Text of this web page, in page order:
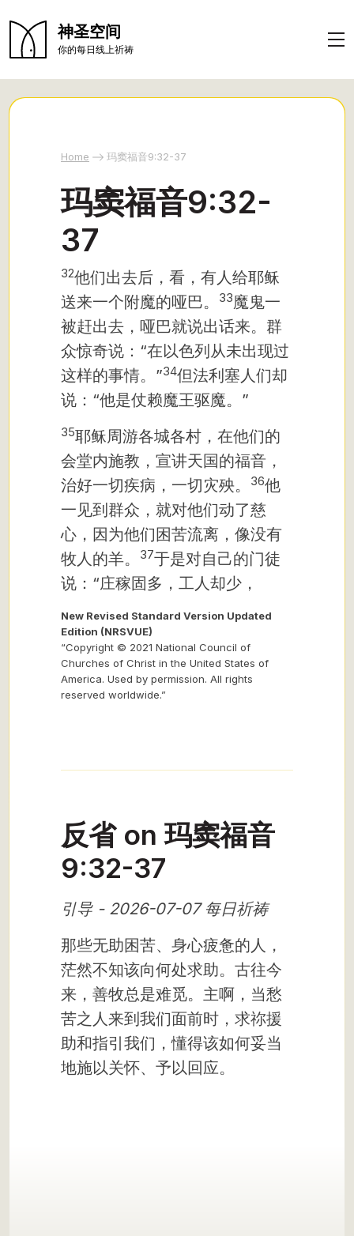
神圣空间
你的每日线上祈祷
Home 玛窦福音9:32-37
玛窦福音9:32-
37
32他们出去后，看，有人给耶稣
送来一个附魔的哑巴。
33魔鬼一
被赶出去，哑巴就说出话来。群
众惊奇说：“在以色列从未出现过
这样的事情。”34但法利塞人们却
说：“他是仗赖魔王驱魔。”
35耶稣周游各城各村，在他们的
会堂内施教，宣讲天国的福音，
治好一切疾病，一切灾殃。
36他
一见到群众，就对他们动了慈
心，因为他们困苦流离，像没有
牧人的羊。
37于是对自己的门徒
说：“庄稼固多，工人却少，
New Revised Standard Version Updated
Edition (NRSVUE)
“Copyright © 2021 National Council of
Churches of Christ in the United States of
America. Used by permission. All rights
reserved worldwide.”
反省 on 玛窦福音
9:32-37
引导 - 2026-07-07 每日祈祷
那些无助困苦、身心疲惫的人，
茫然不知该向何处求助。古往今
来，善牧总是难觅。主啊，当愁
苦之人来到我们面前时，求祢援
助和指引我们，懂得该如何妥当
地施以关怀、予以回应。